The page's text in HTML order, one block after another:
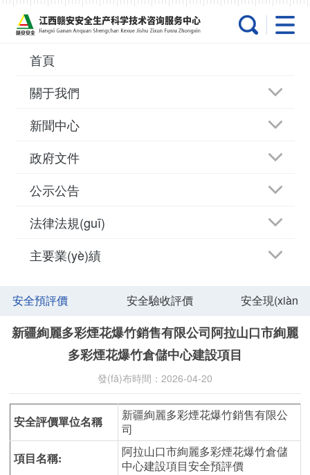
天天操天天操-国产91在线视
频-91香蕉视频在线-亚洲性
av-成年人黄色网址-日本在
线小视频-女女h百合无遮涩
涩漫画软件-成人在线a-午夜
有码-爱逼综合-爽爽网-美日
毛片-乱子伦一区二区三区-
熟妇人妻中文字幕-天天曰天
首頁
關于我們
新聞中心
政府文件
公示公告
法律法規(guī)
主要業(yè)績
聯(lián)系我們
安全預評價 安全驗收評價 安全現(xiàn)
新疆絢麗多彩煙花爆竹銷售有限公司阿拉山口市絢麗
多彩煙花爆竹倉儲中心建設項目
發(fā)布時間：2026-04-20
安全評價單位名稱
新疆絢麗多彩煙花爆竹銷售有限公
司
項目名稱:
阿拉山口市絢麗多彩煙花爆竹倉儲
中心建設項目安全預評價